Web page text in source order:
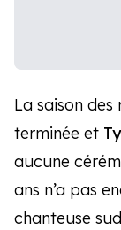
La saison des
terminée et
aucune
ans n’a pas
chanteuse